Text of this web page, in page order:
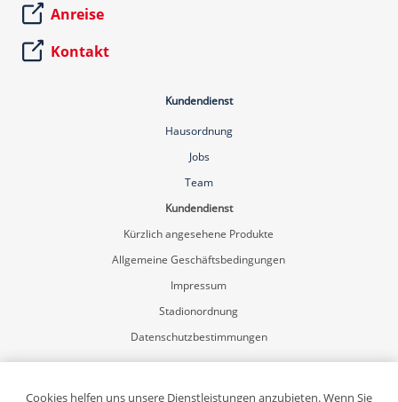
Anreise
Kontakt
Kundendienst
Hausordnung
Jobs
Team
Kundendienst
Kürzlich angesehene Produkte
Allgemeine Geschäftsbedingungen
Impressum
Stadionordnung
Datenschutzbestimmungen
Mein Konto
Registrierung
Cookies helfen uns unsere Dienstleistungen anzubieten. Wenn Sie